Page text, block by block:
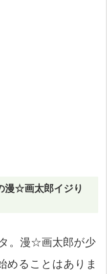
漫☆画太郎イジり
。漫☆画太郎が少
めることはありま